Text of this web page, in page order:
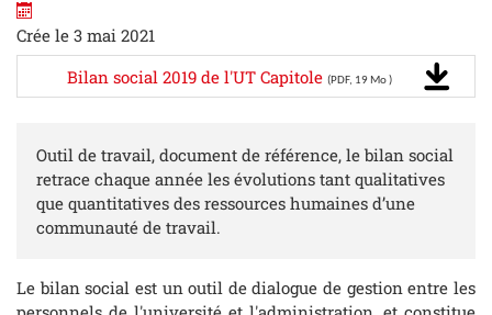
Crée le 3 mai 2021
Bilan social 2019 de l'UT Capitole (PDF, 19 Mo )
Outil de travail, document de référence, le bilan social
retrace chaque année les évolutions tant qualitatives
que quantitatives des ressources humaines d’une
communauté de travail.
Le bilan social est un outil de dialogue de gestion entre les